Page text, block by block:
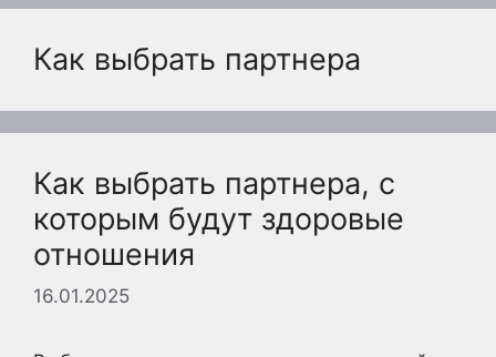
Как выбрать партнера
Как выбрать партнера, с
которым будут здоровые
отношения
16.01.2025